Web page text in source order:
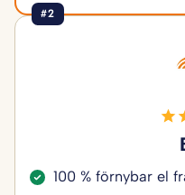
#2
100 % förnybar el